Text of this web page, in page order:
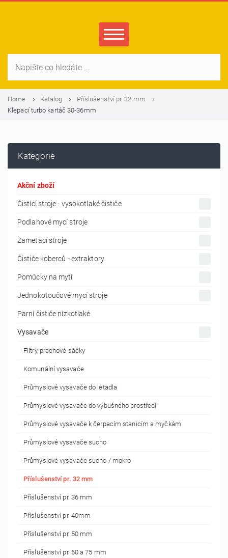
Home Katalog
Příslušenství pr. 32 mm
Klepací turbo kartáč 30-36mm
Kategorie
Akční zboží
Čistící stroje - vysokotlaké čističe
Podlahové mycí stroje
Zametací stroje
Čističe koberců - extraktory
Pomůcky na mytí
Jednokotoučové mycí stroje
Parní čističe nízkotlaké
Vysavače
Filtry, prachové sáčky
Komunální vysavače
Průmyslové vysavače do letadla
Průmyslové vysavače do výbušného prostředí
Průmyslové vysavače k čerpacím stanicím a myčkám
Průmyslové vysavače sucho
Průmyslové vysavače sucho / mokro
Příslušenství pr. 32 mm
Příslušenství pr. 36 mm
Příslušenství pr. 40mm
Příslušenství pr. 50 mm
Příslušenství pr. 60 a 75 mm